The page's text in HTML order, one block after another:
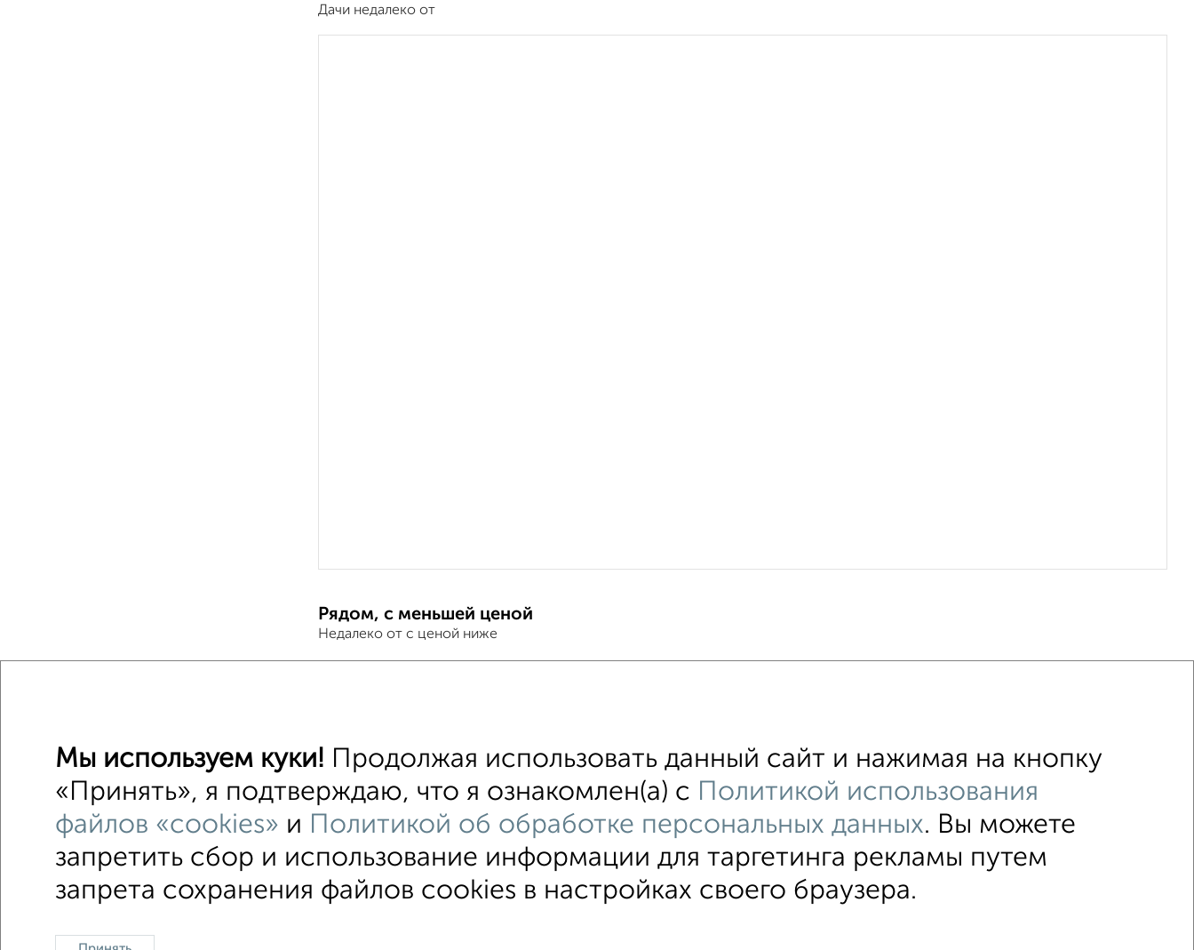
Дачи недалеко от
Рядом, с меньшей ценой
Недалеко от с ценой ниже
без посредников Двухэтажные Цена до 7 000 руб. Дача с участком 50 соток
↑ НАВЕРХ К МЕНЮ
На длительный срок
Контакты Политика конфиденциальности
Мы используем куки! Продолжая использовать данный сайт и нажимая на кнопку
«Принять», я подтверждаю, что я ознакомлен(а) с Политикой использования
файлов «cookies» и Политикой об обработке персональных данных. Вы можете
запретить сбор и использование информации для таргетинга рекламы путем
запрета сохранения файлов cookies в настройках своего браузера.